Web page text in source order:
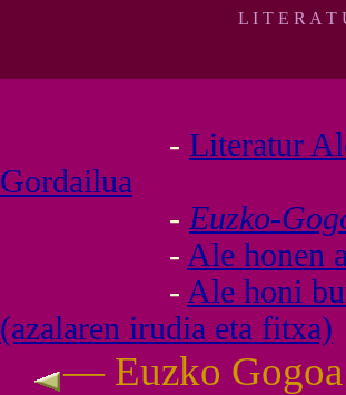
L I T E R A
- Literatur
Gordailua
- Euzko-
- Ale honen
- Ale honi
(azalaren irudia eta fitxa)
— Euzko